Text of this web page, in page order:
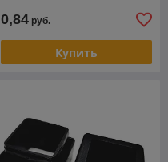
0,84 руб.
Купить